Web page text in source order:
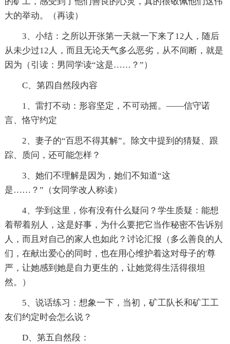
大的举动。（再读）
3、小结：之所以开张第一天就一下来了12人，随后
从未少过12人，而且无论天气多么恶劣，从不间断，就是
因为（引读：男同学读“这是……？”）
C、第四自然段内容
1、雷打不动：形容坚定，不可动摇。——信守诺
言、恪守约定
2、妻子的“百思不得其解”。除文中提到的猜疑、跟
踪、质问，还可能怎样？
3、她们不理解是因为，她们不知道“这
是……？”（女同学改人称读）
4、学到这里，你有没有什么疑问？学生质疑：能想
着帮着别人，这是好事，为什么要把它当作秘密不告诉别
人，而且对自己的家人也如此？讨论汇报（多么善良的人
们，在献出爱心的同时，也在用心维护着这对母子的'尊
严，让她感到她是自力更生的，让她觉得生活得很坦
然。）
5、说话练习：想象一下，当初，矿工队长和矿工工
友们约定时会怎么说？
D、第五自然段：